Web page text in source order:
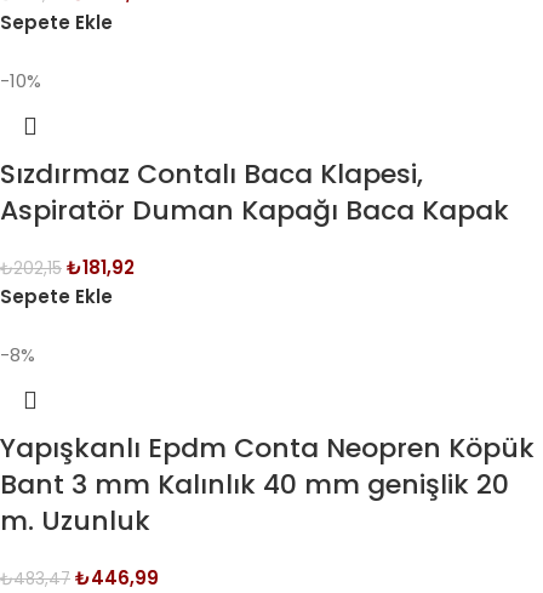
Sepete Ekle
-10%
Sızdırmaz Contalı Baca Klapesi,
Aspiratör Duman Kapağı Baca Kapak
₺202,15 ₺181,92
Sepete Ekle
-8%
Yapışkanlı Epdm Conta Neopren Köpük
Bant 3 mm Kalınlık 40 mm genişlik 20
m. Uzunluk
₺483,47 ₺446,99